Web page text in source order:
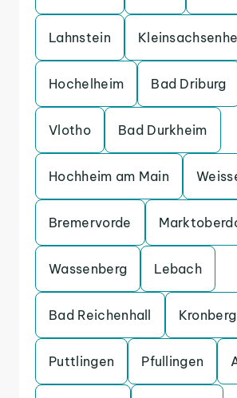
Lahnstein
Hochelheim Bad Driburg
Vlotho Bad Durkheim
Hochheim am Main
Bremervorde
Wassenberg Lebach
Bad Reichenhall Kronberg
Puttlingen Pfullingen